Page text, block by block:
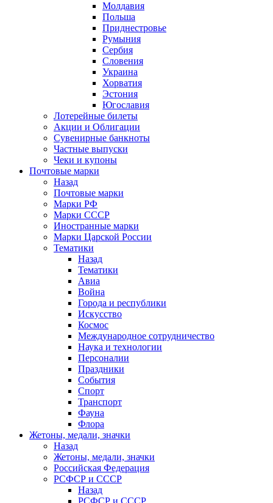
Молдавия
Польша
Приднестровье
Румыния
Сербия
Словения
Украина
Хорватия
Эстония
Югославия
Лотерейные билеты
Акции и Облигации
Сувенирные банкноты
Частные выпуски
Чеки и купоны
Почтовые марки
Назад
Почтовые марки
Марки РФ
Марки СССР
Иностранные марки
Марки Царской России
Тематики
Назад
Тематики
Авиа
Война
Города и республики
Искусство
Космос
Международное сотрудничество
Наука и технологии
Персоналии
Праздники
События
Спорт
Транспорт
Фауна
Флора
Жетоны, медали, значки
Назад
Жетоны, медали, значки
Российская Федерация
РСФСР и СССР
Назад
РСФСР и СССР